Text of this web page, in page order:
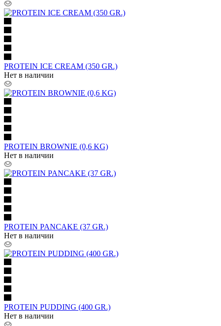
PROTEIN ICE CREAM (350 GR.)
Нет в наличии
PROTEIN BROWNIE (0,6 KG)
Нет в наличии
PROTEIN PANCAKE (37 GR.)
Нет в наличии
PROTEIN PUDDING (400 GR.)
Нет в наличии